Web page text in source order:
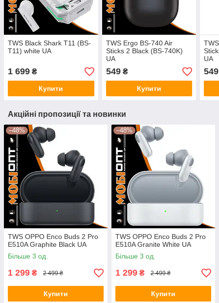
TWS Black Shark T11 (BS-
T11) white UA
1 699 ₴
Купити
TWS Ergo BS-740 Air
Sticks 2 Black (BS-740K)
UA
549₴
Купити
UA
549
Акційні пропозиції та новинки
–48%
TWS OPPO Enco Buds 2 Pro
E510A Graphite Black UA
Більше 3 од.
1 299 ₴ 2 499 ₴
Купити
–48%
TWS OPPO Enco Buds 2 Pro
E510A Granite White UA
Більше 3 од.
1 299 ₴ 2 499 ₴
Купити